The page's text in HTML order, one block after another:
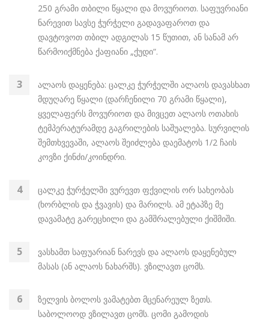
250 გრამი თბილი წყალი და მოვურიოთ. საფუვრიანი
ნარევით სავსე ჭურჭელი გადავაფაროთ და
დავტოვოთ თბილ ადგილას 15 წუთით, ან სანამ არ
წარმოიქმნება ქაფიანი „ქუდი“.
ალაოს დაყენება: ცალკე ჭურჭელში ალაოს დავასხათ
მდუღარე წყალი (დარჩენილი 70 გრამი წყალი),
ყველაფერს მოვურიოთ და მივცეთ ალაოს ოთახის
ტემპერატურამდე გაგრილების საშუალება. სურვილის
შემთხვევაში, ალაოს შეიძლება დაემატოს 1/2 ჩაის
კოვზი ქინძი/კოინდრი.
ცალკე ჭურჭელში ვურევთ ფქვილის ორ სახეობას
(ხორბლის და ჭვავის) და მარილს. ამ ეტაპზე მე
დავამატე გარეცხილი და გამშრალებული ქიშმიში.
ვასხამთ საფუარიან ნარევს და ალაოს დაყენებულ
მასას (ან ალაოს ნახარშს). ვზილავთ ცომს.
ზელვის ბოლოს ვამატებთ მცენარეულ ზეთს.
საბოლოოდ ვზილავთ ცომს. ცომი გამოდის